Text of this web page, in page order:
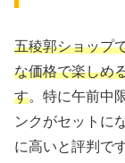
五稜郭ショップ
な価格で楽しめ
す。特に午前中
ンクがセットに
に高いと評判で